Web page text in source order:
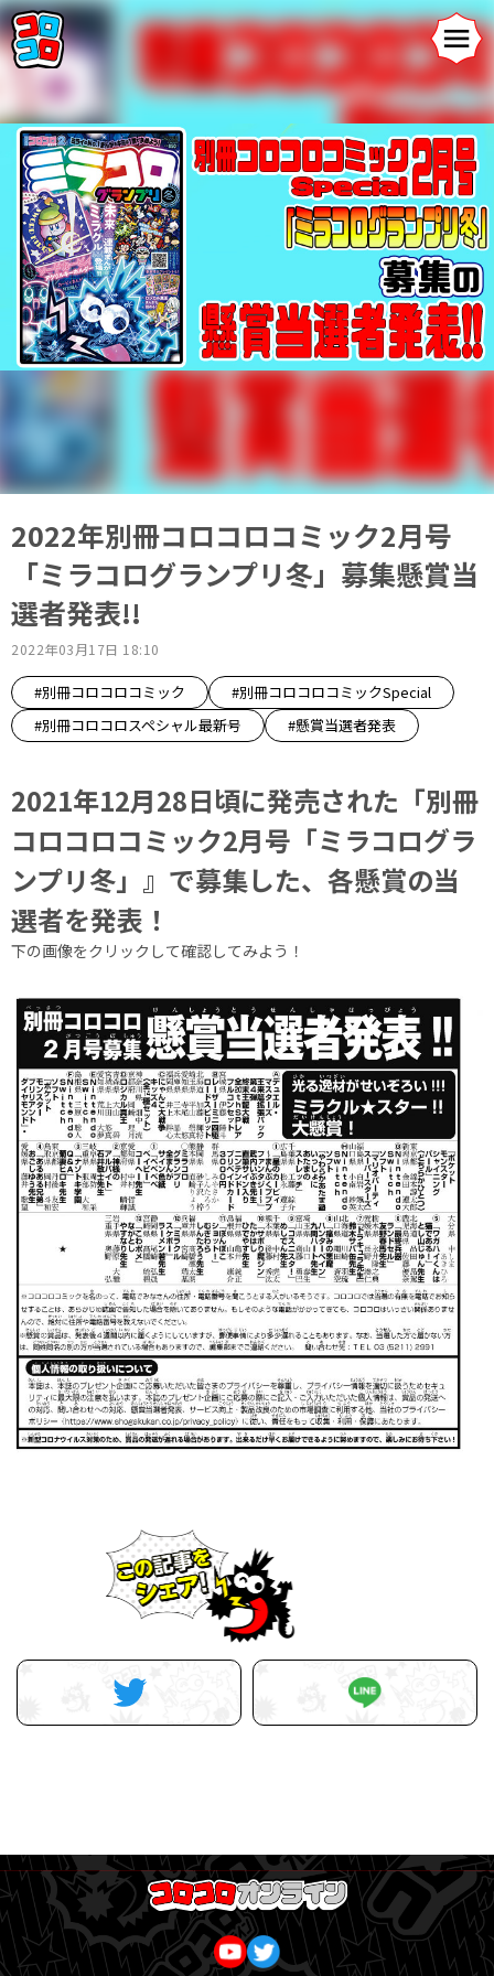
2022年別冊コロコロコミック2月号
「ミラコログランプリ冬」募集懸賞当
選者発表!!
2022年03月17日 18:10
#別冊コロコロコミック
#別冊コロコロコミックSpecial
#別冊コロコロスペシャル最新号
#懸賞当選者発表
2021年12月28日頃に発売された「別冊
コロコロコミック2月号「ミラコログラ
ンプリ冬」』で募集した、各懸賞の当
選者を発表！
下の画像をクリックして確認してみよう！